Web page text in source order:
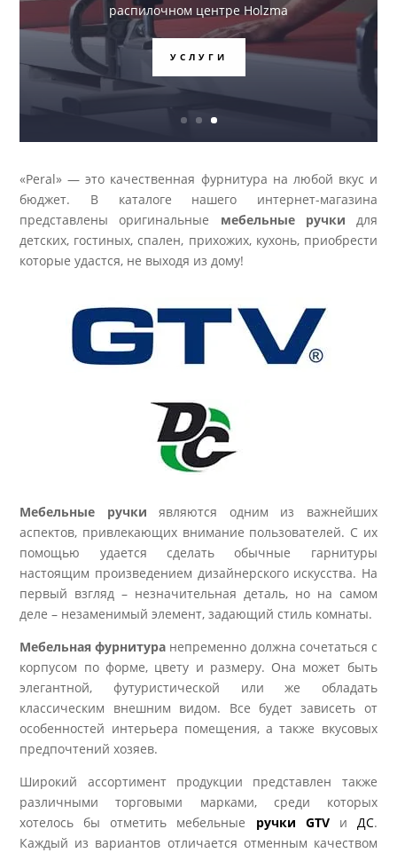
распилочном центре Holzma
УСЛУГИ
«Peral» — это качественная фурнитура на любой вкус и
бюджет. В каталоге нашего интернет-магазина
представлены оригинальные мебельные ручки для
детских, гостиных, спален, прихожих, кухонь, приобрести
которые удастся, не выходя из дому!
Мебельные ручки являются одним из важнейших
аспектов, привлекающих внимание пользователей. С их
помощью удается сделать обычные гарнитуры
настоящим произведением дизайнерского искусства. На
первый взгляд – незначительная деталь, но на самом
деле – незаменимый элемент, задающий стиль комнаты.
Мебельная фурнитура непременно должна сочетаться с
корпусом по форме, цвету и размеру. Она может быть
элегантной, футуристической или же обладать
классическим внешним видом. Все будет зависеть от
особенностей интерьера помещения, а также вкусовых
предпочтений хозяев.
Широкий ассортимент продукции представлен также
различными торговыми марками, среди которых
хотелось бы отметить мебельные ручки GTV и ДС.
Каждый из вариантов отличается отменным качеством